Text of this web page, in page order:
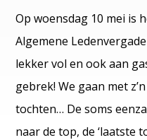
Op woensdag 10 mei is
Algemene
lekker vol en ook aan
gebrek! We gaan met
tochten… De soms
naar de top, de ‘laatste